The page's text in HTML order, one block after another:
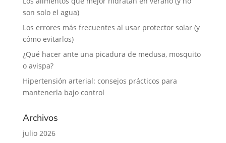
son solo el agua)
Los errores más frecuentes al usar protector solar (y
cómo evitarlos)
¿Qué hacer ante una picadura de medusa, mosquito
o avispa?
Hipertensión arterial: consejos prácticos para
mantenerla bajo control
Archivos
julio 2026